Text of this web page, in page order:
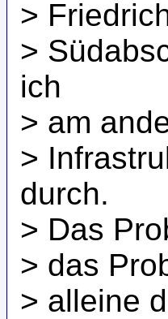
>
>
ich
> am
>
durch.
> Das
> das
> alleine